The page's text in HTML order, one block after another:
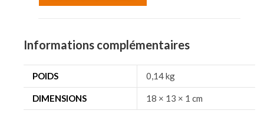
n
a
t
Informations complémentaires
POIDS 0,14 kg
DIMENSIONS 18 × 13 × 1 cm